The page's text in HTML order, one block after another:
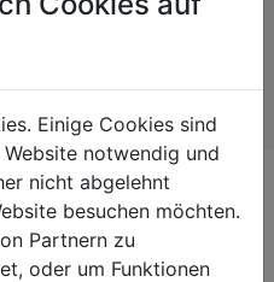
verpackt.
Einige Cookies sind
notwendig und
nicht abgelehnt
besuchen möchten.
Partnern zu
oder um Funktionen